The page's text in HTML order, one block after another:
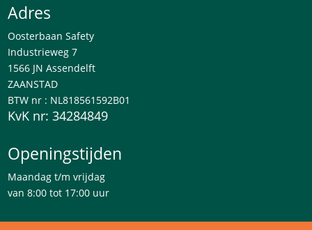
Adres
Oosterbaan Safety
Industrieweg 7
1566 JN Assendelft
ZAANSTAD
BTW nr : NL818561592B01
KvK nr: 34284849
Openingstijden
Maandag t/m vrijdag
van 8:00 tot 17:00 uur